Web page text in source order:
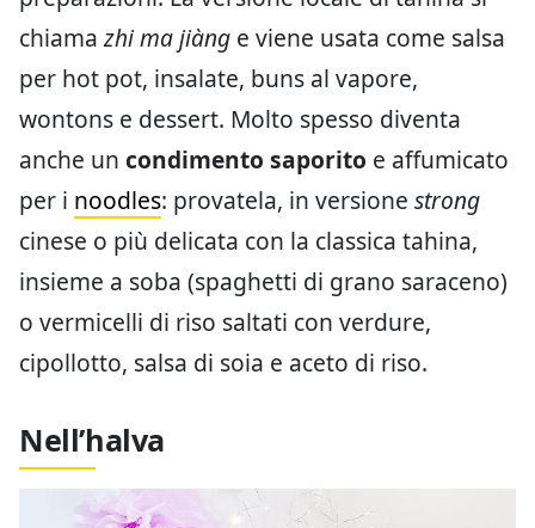
chiamazhi ma jiàng e viene usata come salsa
per hot pot, insalate, buns al vapore,
wontons e dessert. Molto spesso diventa
anche un condimento saporito e affumicato
per i noodles: provatela, in versione strong
cinese o più delicata con la classica tahina,
insieme a soba (spaghetti di grano saraceno)
o vermicelli di riso saltati con verdure,
cipollotto, salsa di soia e aceto di riso.
Nell’halva